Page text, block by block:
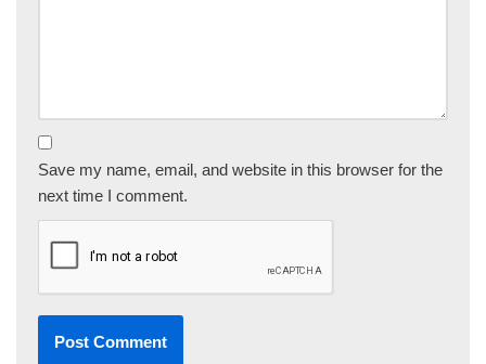
Save my name, email, and website in this browser for the
next time I comment.